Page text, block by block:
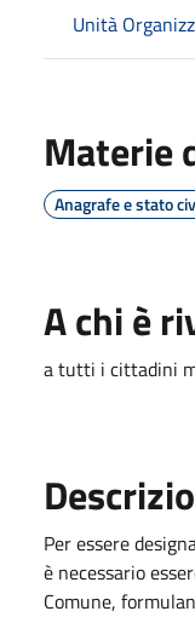
Unità
Materie
Anagrafe e stato
A chi è
a tutti i cittadini
Per essere
è necessario
Comune,